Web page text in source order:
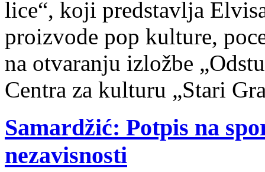
lice“, koji predstavlja
proizvode pop kulture,
na otvaranju izložbe
Centra za kulturu „Stari
Samardžić: Potpis na
nezavisnosti